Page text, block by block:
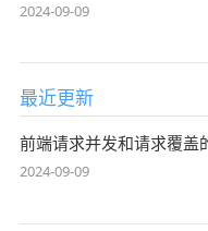
2024-09-09
最近更新
前端请求并发和请求覆盖
2024-09-09